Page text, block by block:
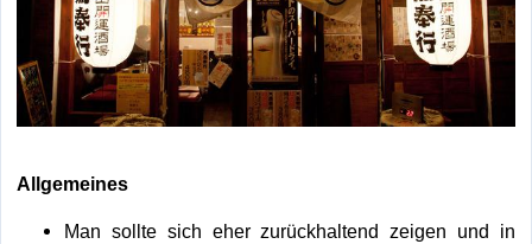
Allgemeines
Man sollte sich eher zurückhaltend zeigen und in